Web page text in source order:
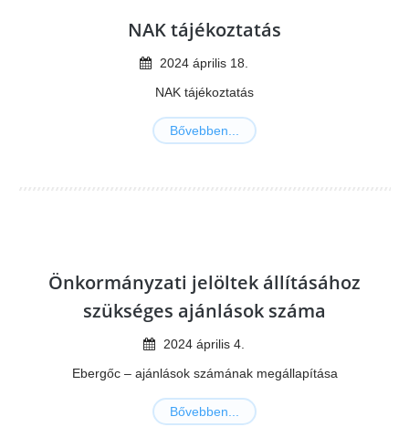
NAK tájékoztatás
2024 április 18
NAK tájékoztatás
Bővebben...
Önkormányzati jelöltek állításához
szükséges ajánlások száma
2024 április 4.
Ebergőc – ajánlások számának megállapítása
Bővebben...